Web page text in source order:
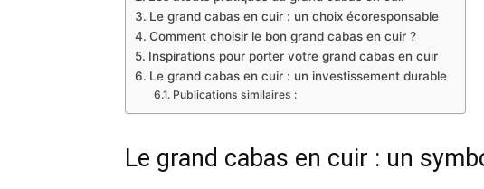
Le grand cabas en cuir : un choix écoresponsable
Comment choisir le bon grand cabas en cuir ?
Inspirations pour porter votre grand cabas en cuir
Le grand cabas en cuir : un investissement durable
Publications similaires :
Le grand cabas en cuir : un